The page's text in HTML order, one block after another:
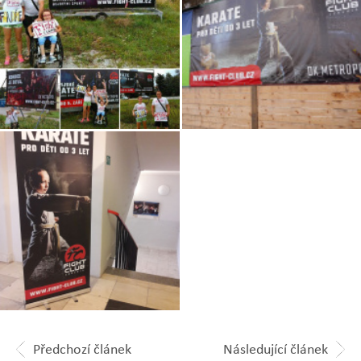
Zobrazit
fotografii
fotografiiPředchozí článek Následující článek